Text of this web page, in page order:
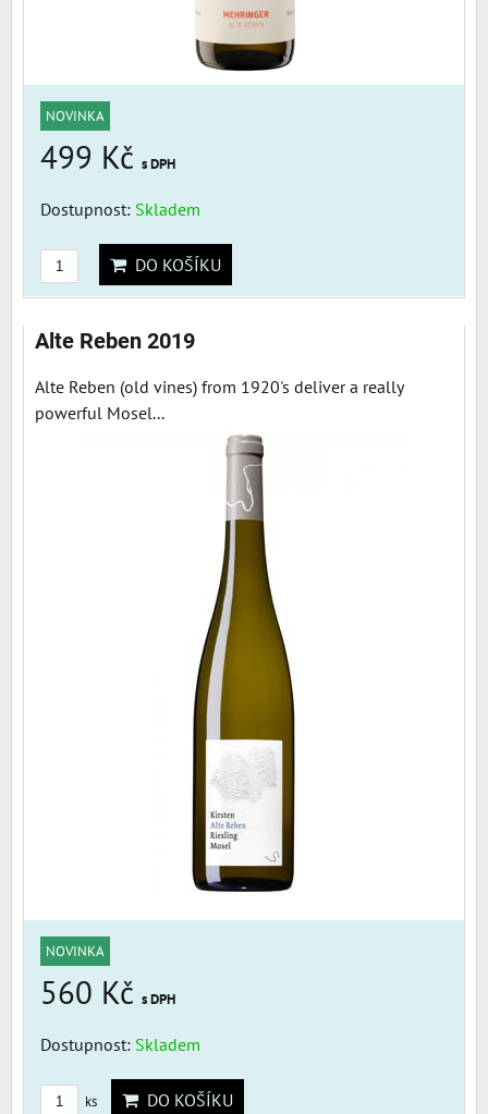
NOVINKA
499 Kč s DPH
Dostupnost: Skladem
DO KOŠÍKU
Alte Reben 2019
Alte Reben (old vines) from 1920's deliver a really
powerful Mosel...
NOVINKA
560 Kč s DPH
Dostupnost: Skladem
ks DO KOŠÍKU